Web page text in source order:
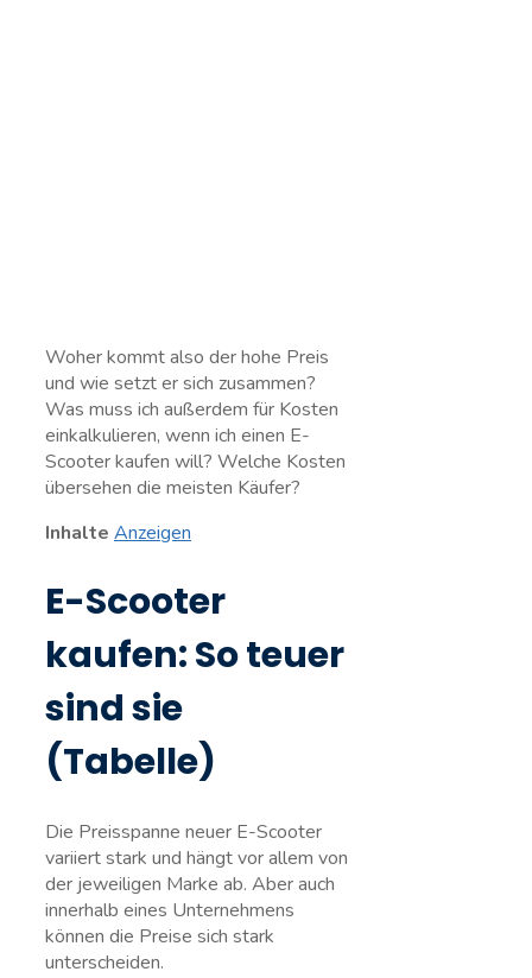
Woher kommt also der hohe Preis
und wie setzt er sich zusammen?
Was muss ich außerdem für Kosten
einkalkulieren, wenn ich einen E-
Scooter kaufen will? Welche Kosten
übersehen die meisten Käufer?
Inhalte Anzeigen
E-Scooter
kaufen: So teuer
sind sie
(Tabelle)
Die Preisspanne neuer E-Scooter
variiert stark und hängt vor allem von
der jeweiligen Marke ab. Aber auch
innerhalb eines Unternehmens
können die Preise sich stark
unterscheiden.